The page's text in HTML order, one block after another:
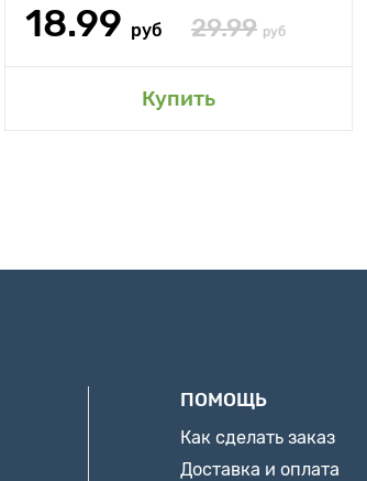
18.99 руб 29.99 руб
Купить
ПОМОЩЬ
Как сделать заказ
Доставка и оплата